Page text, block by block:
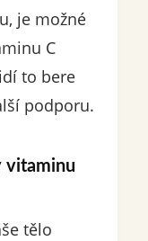
je možné
C
to bere
podporu.
vitaminu
tělo